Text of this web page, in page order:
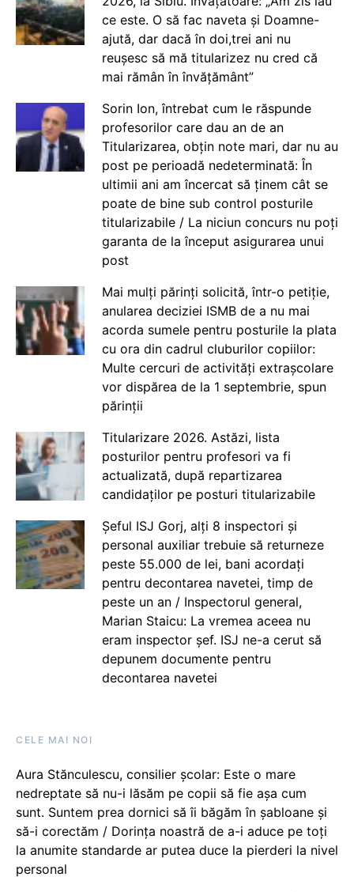
ce este. O să fac naveta și Doamne-
ajută, dar dacă în doi,trei ani nu
reușesc să mă titularizez nu cred că
mai rămân în învățământ”
Sorin Ion, întrebat cum le răspunde
profesorilor care dau an de an
Titularizarea, obțin note mari, dar nu au
post pe perioadă nedeterminată: În
ultimii ani am încercat să ținem cât se
poate de bine sub control posturile
titularizabile / La niciun concurs nu poți
garanta de la început asigurarea unui
post
Mai mulți părinți solicită, într-o petiție,
anularea deciziei ISMB de a nu mai
acorda sumele pentru posturile la plata
cu ora din cadrul cluburilor copiilor:
Multe cercuri de activități extrașcolare
vor dispărea de la 1 septembrie, spun
părinții
Titularizare 2026. Astăzi, lista
posturilor pentru profesori va fi
actualizată, după repartizarea
candidaților pe posturi titularizabile
Șeful ISJ Gorj, alți 8 inspectori și
personal auxiliar trebuie să returneze
peste 55.000 de lei, bani acordați
pentru decontarea navetei, timp de
peste un an / Inspectorul general,
Marian Staicu: La vremea aceea nu
eram inspector șef. ISJ ne-a cerut să
depunem documente pentru
decontarea navetei
CELE MAI NOI
Aura Stănculescu, consilier școlar: Este o mare
nedreptate să nu-i lăsăm pe copii să fie așa cum
sunt. Suntem prea dornici să îi băgăm în șabloane și
să-i corectăm / Dorința noastră de a-i aduce pe toți
la anumite standarde ar putea duce la pierderi la nivel
personal